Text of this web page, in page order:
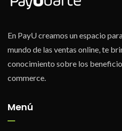
En PayU creamos un espacio
mundo de las ventas online, te
conocimiento sobre los
commerce.
Menú